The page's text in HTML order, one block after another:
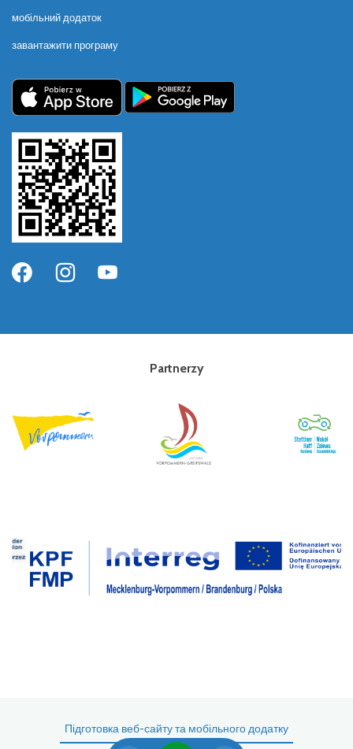
мобільний додаток
завантажити програму
Partnerzy
Підготовка веб-сайту та мобільного додатку